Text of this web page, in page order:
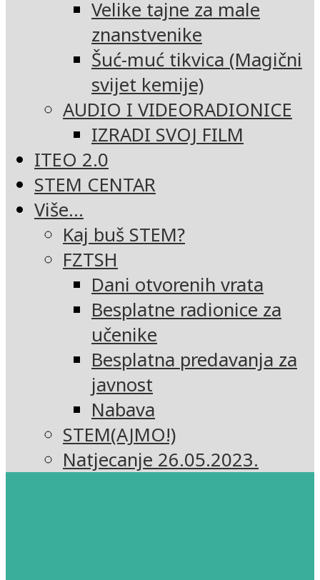
Velike tajne za male
znanstvenike
Šuć-muć tikvica (Magični
svijet kemije)
AUDIO I VIDEORADIONICE
IZRADI SVOJ FILM
ITEO 2.0
STEM CENTAR
Više…
Kaj buš STEM?
FZTSH
Dani otvorenih vrata
Besplatne radionice za
učenike
Besplatna predavanja za
javnost
Nabava
STEM(AJMO!)
Natjecanje 26.05.2023.